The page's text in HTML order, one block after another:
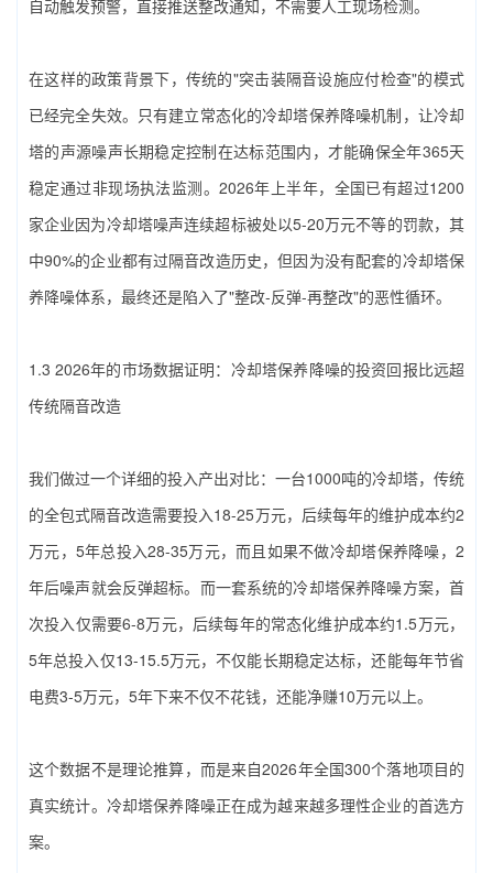
自动触发预警，直接推送整改通知，不需要人工现场检测。
在这样的政策背景下，传统的"突击装隔音设施应付检查"的模式
已经完全失效。只有建立常态化的‌冷却塔保养降噪‌机制，让冷却
塔的声源噪声长期稳定控制在达标范围内，才能确保全年365天
稳定通过非现场执法监测。2026年上半年，全国已有超过1200
家企业因为冷却塔噪声连续超标被处以5-20万元不等的罚款，其
中90%的企业都有过隔音改造历史，但因为没有配套的‌冷却塔保
养降噪‌体系，最终还是陷入了"整改-反弹-再整改"的恶性循环。
1.3 2026年的市场数据证明：‌冷却塔保养降噪‌的投资回报比远超
传统隔音改造
我们做过一个详细的投入产出对比：一台1000吨的冷却塔，传统
的全包式隔音改造需要投入18-25万元，后续每年的维护成本约2
万元，5年总投入28-35万元，而且如果不做‌冷却塔保养降噪‌，2
年后噪声就会反弹超标。而一套系统的‌冷却塔保养降噪‌方案，首
次投入仅需要6-8万元，后续每年的常态化维护成本约1.5万元，
5年总投入仅13-15.5万元，不仅能长期稳定达标，还能每年节省
电费3-5万元，5年下来不仅不花钱，还能净赚10万元以上。
这个数据不是理论推算，而是来自2026年全国300个落地项目的
真实统计。‌冷却塔保养降噪‌正在成为越来越多理性企业的首选方
案。